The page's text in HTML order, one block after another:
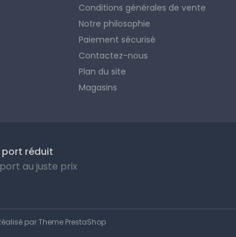
Conditions générales de vente
Notre philosophie
Paiement sécurisé
Contactez-nous
Plan du site
Magasins
port réduit
au juste prix
parTheme PrestaShop